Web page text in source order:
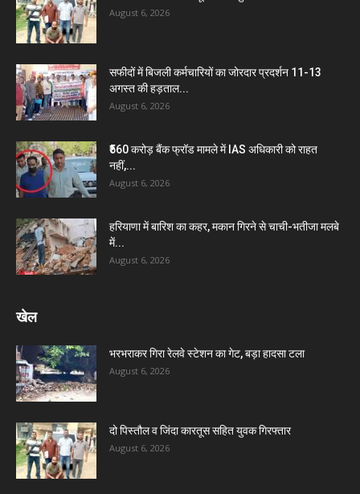
August 6, 2026
सफीदों में बिजली कर्मचारियों का जोरदार प्रदर्शन 11-13
अगस्त की हड़ताल...
August 6, 2026
₹560 करोड़ बैंक फ्रॉड मामले में IAS अधिकारी को राहत
नहीं,...
August 6, 2026
हरियाणा में बारिश का कहर, मकान गिरने से चाची-भतीजा मलबे
में...
August 6, 2026
खेल
भरभराकर गिरा रेलवे स्टेशन का गेट, बड़ा हादसा टला
August 6, 2026
दो पिस्तौल व जिंदा कारतूस सहित युवक गिरफ्तार
August 6, 2026